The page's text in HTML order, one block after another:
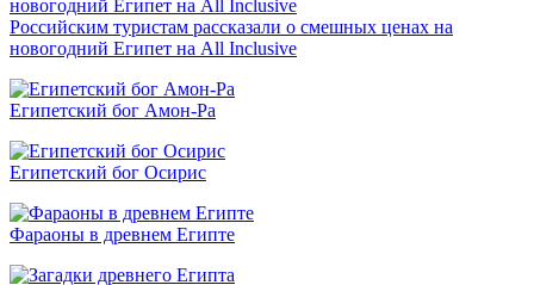
Российским туристам рассказали о смешных ценах на
новогодний Египет на All Inclusive
Египетский бог Амон-Ра
Египетский бог Осирис
Фараоны в древнем Египте